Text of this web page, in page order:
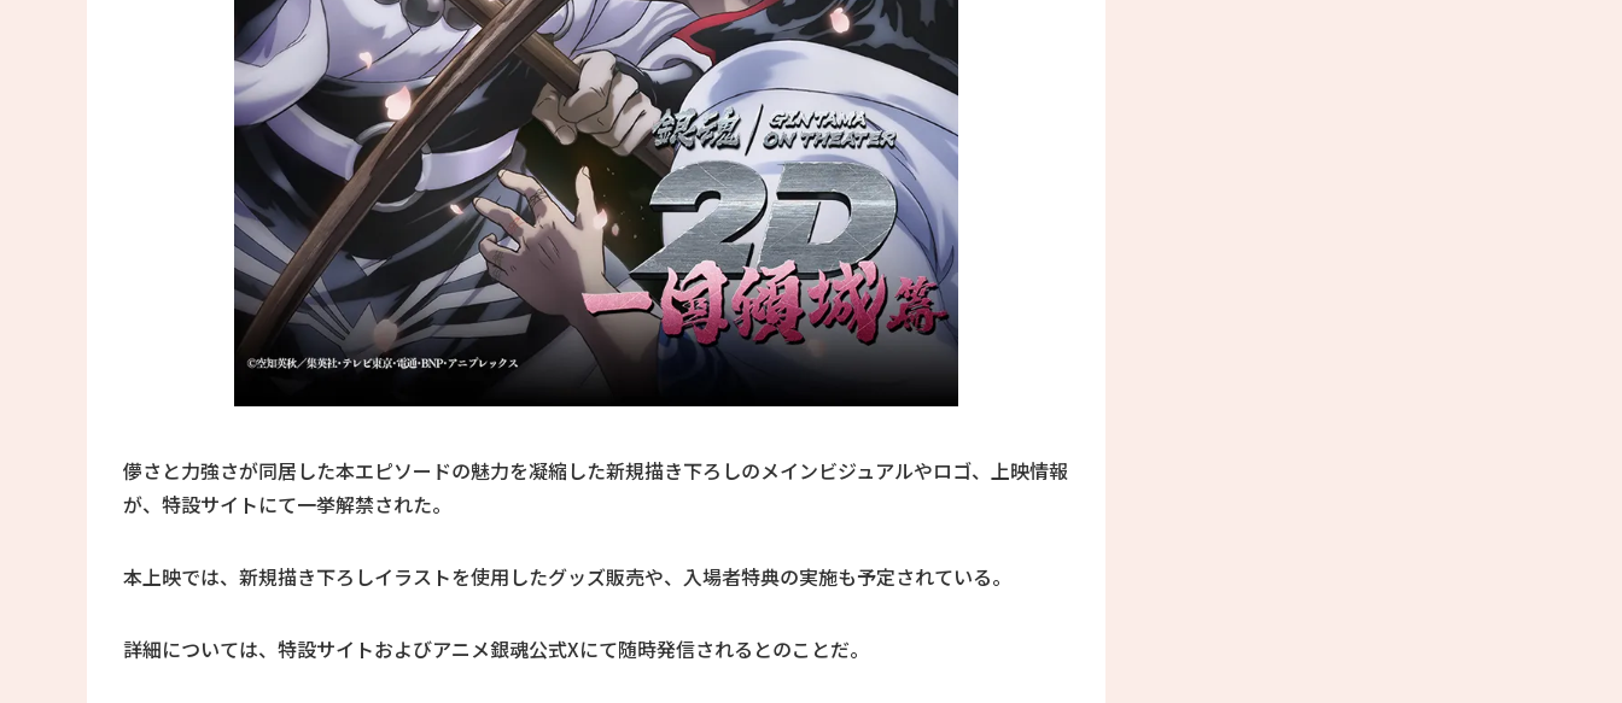
儚さと力強さが同居した本エピソードの魅力を凝縮した新規描き下ろしのメインビジュアルやロゴ、上映情報
が、特設サイトにて一挙解禁された。
本上映では、新規描き下ろしイラストを使用したグッズ販売や、入場者特典の実施も予定されている。
詳細については、特設サイトおよびアニメ銀魂公式Xにて随時発信されるとのことだ。